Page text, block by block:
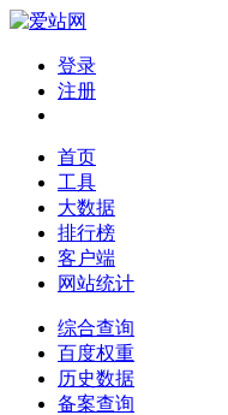
登录
注册
首页
工具
大数据
排行榜
客户端
网站统计
综合查询
百度权重
历史数据
备案查询